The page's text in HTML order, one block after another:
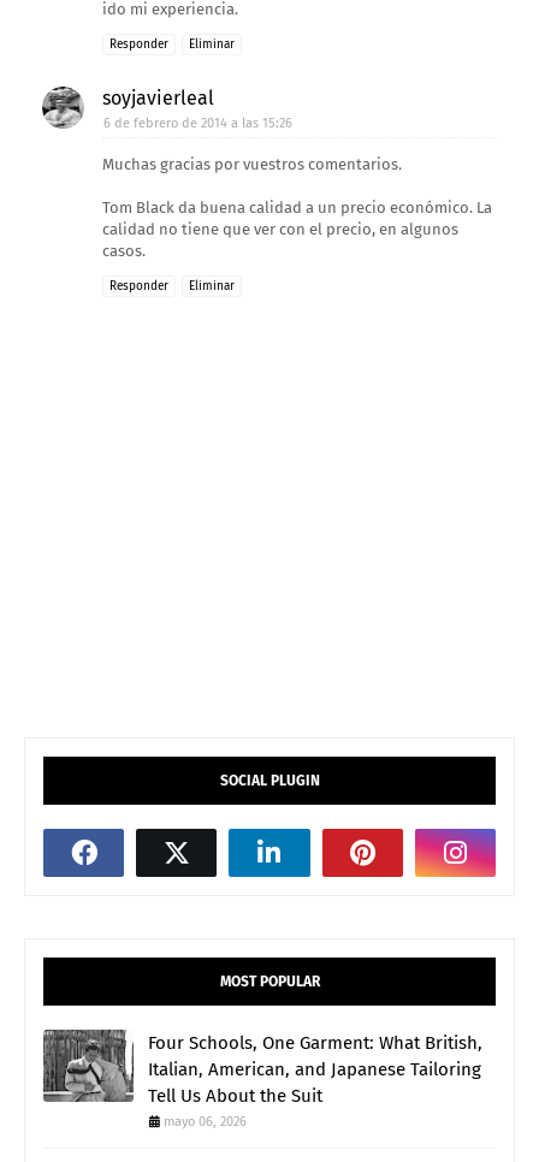
ido mi experiencia.
Responder Eliminar
soyjavierleal
6 de febrero de 2014 a las 15:26
Muchas gracias por vuestros comentarios.
Tom Black da buena calidad a un precio económico. La
calidad no tiene que ver con el precio, en algunos
casos.
Responder Eliminar
SOCIAL PLUGIN
MOST POPULAR
Four Schools, One Garment: What British,
Italian, American, and Japanese Tailoring
Tell Us About the Suit
mayo 06, 2026